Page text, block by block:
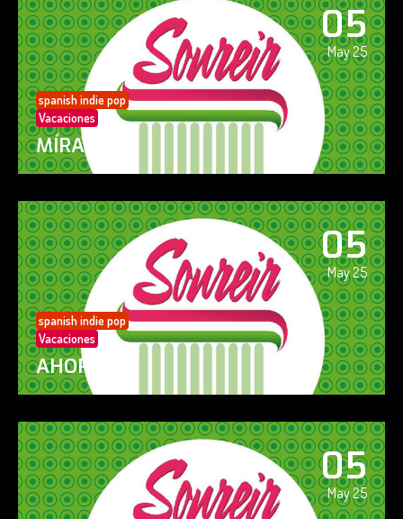
05
May 25
spanish indie pop
Vacaciones
MÍRAME
05
May 25
spanish indie pop
Vacaciones
AHORA SÍ!
05
May 25